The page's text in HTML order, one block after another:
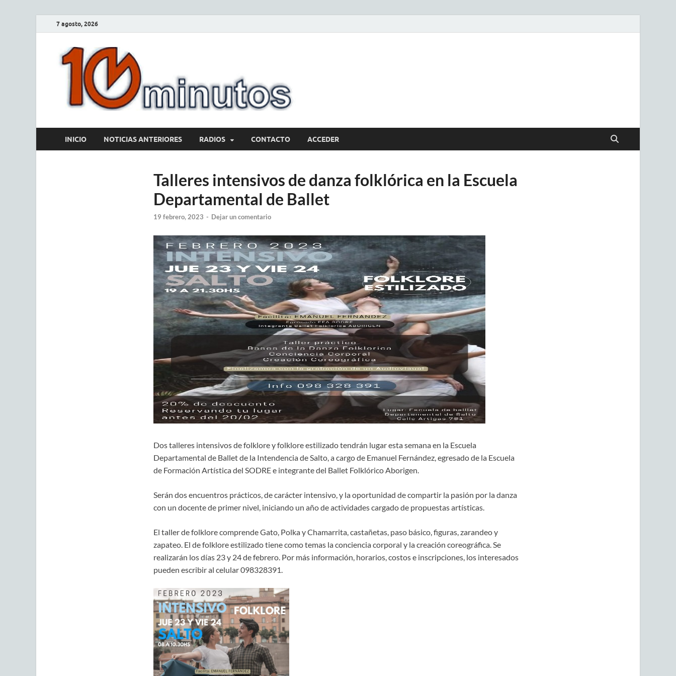
7 agosto, 2026
INICIO NOTICIAS ANTERIORES RADIOS CONTACTO ACCEDER
Talleres intensivos de danza folklórica en la Escuela
Departamental de Ballet
19 febrero, 2023 - Dejar un comentario
Dos talleres intensivos de folklore y folklore estilizado tendrán lugar esta semana en la Escuela
Departamental de Ballet de la Intendencia de Salto, a cargo de Emanuel Fernández, egresado de la Escuela
de Formación Artística del SODRE e integrante del Ballet Folklórico Aborigen.
Serán dos encuentros prácticos, de carácter intensivo, y la oportunidad de compartir la pasión por la danza
con un docente de primer nivel, iniciando un año de actividades cargado de propuestas artísticas.
El taller de folklore comprende Gato, Polka y Chamarrita, castañetas, paso básico, figuras, zarandeo y
zapateo. El de folklore estilizado tiene como temas la conciencia corporal y la creación coreográfica. Se
realizarán los días 23 y 24 de febrero. Por más información, horarios, costos e inscripciones, los interesados
pueden escribir al celular 098328391.